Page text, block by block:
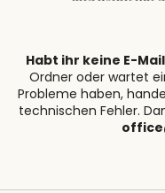
Habt ihr keine E-
Ordner oder wartet
Probleme haben,
technischen Fehler.